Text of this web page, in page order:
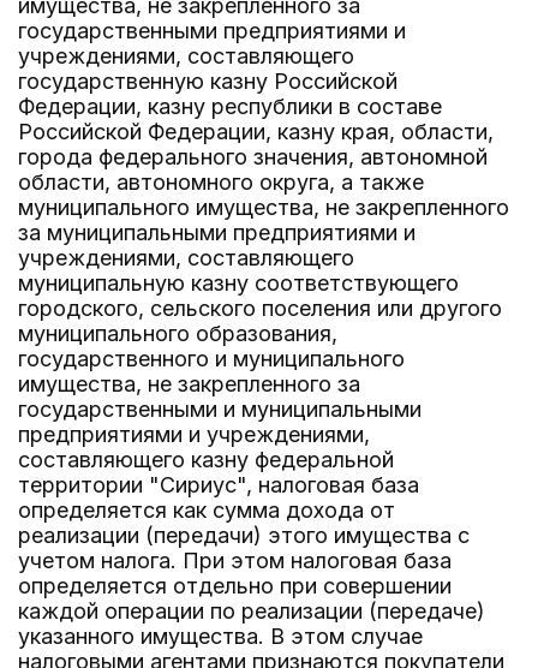
имущества, не закрепленного за
государственными предприятиями и
учреждениями, составляющего
государственную казну Российской
Федерации, казну республики в составе
Российской Федерации, казну края, области,
города федерального значения, автономной
области, автономного округа, а также
муниципального имущества, не закрепленного
за муниципальными предприятиями и
учреждениями, составляющего
муниципальную казну соответствующего
городского, сельского поселения или другого
муниципального образования,
государственного и муниципального
имущества, не закрепленного за
государственными и муниципальными
предприятиями и учреждениями,
составляющего казну федеральной
территории "Сириус", налоговая база
определяется как сумма дохода от
реализации (передачи) этого имущества с
учетом налога. При этом налоговая база
определяется отдельно при совершении
каждой операции по реализации (передаче)
указанного имущества. В этом случае
налоговыми агентами признаются покупатели